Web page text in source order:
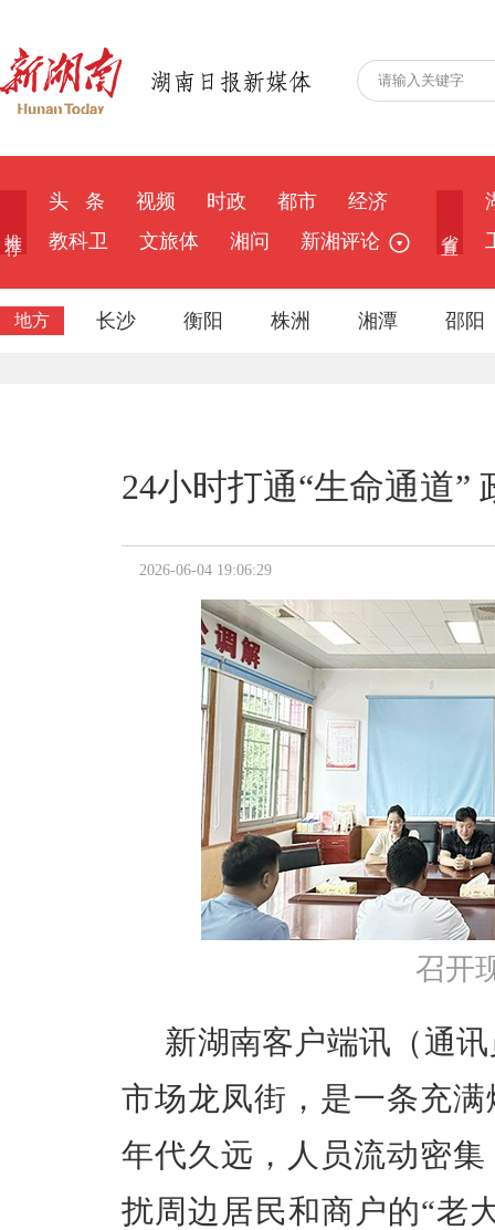
头 条 视频 时政 都市
经济
教科卫
文旅体 湘问 新湘评论
地方 长沙 衡阳 株洲 湘潭 邵阳
24小时打通“生命通道”
2026-06-04 19:06:29
召开
新湖南客户端讯（通
市场龙凤街，是一条充
年代久远，人员流动密
扰周边居民和商户的“老